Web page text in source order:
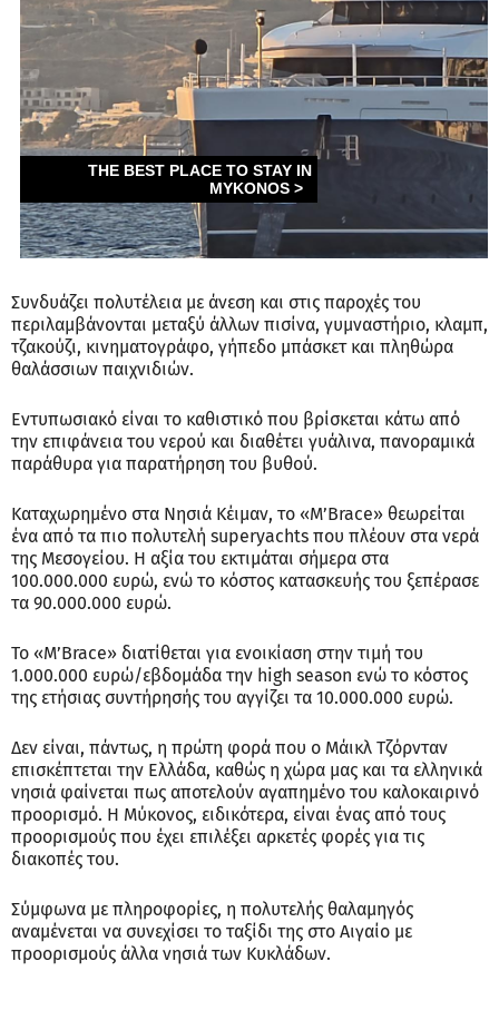
Συνδυάζει πολυτέλεια με άνεση και στις παροχές του
περιλαμβάνονται μεταξύ άλλων πισίνα, γυμναστήριο, κλαμπ,
τζακούζι, κινηματογράφο, γήπεδο μπάσκετ και πληθώρα
θαλάσσιων παιχνιδιών.
Εντυπωσιακό είναι το καθιστικό που βρίσκεται κάτω από
την επιφάνεια του νερού και διαθέτει γυάλινα, πανοραμικά
παράθυρα για παρατήρηση του βυθού.
Καταχωρημένο στα Νησιά Κέιμαν, το «M’Brace» θεωρείται
ένα από τα πιο πολυτελή superyachts που πλέουν στα νερά
της Μεσογείου. Η αξία του εκτιμάται σήμερα στα
100.000.000 ευρώ, ενώ το κόστος κατασκευής του ξεπέρασε
τα 90.000.000 ευρώ.
Το «M’Brace» διατίθεται για ενοικίαση στην τιμή του
1.000.000 ευρώ/εβδομάδα την high season ενώ το κόστος
της ετήσιας συντήρησής του αγγίζει τα 10.000.000 ευρώ.
Δεν είναι, πάντως, η πρώτη φορά που ο Μάικλ Τζόρνταν
επισκέπτεται την Ελλάδα, καθώς η χώρα μας και τα ελληνικά
νησιά φαίνεται πως αποτελούν αγαπημένο του καλοκαιρινό
προορισμό. Η Μύκονος, ειδικότερα, είναι ένας από τους
προορισμούς που έχει επιλέξει αρκετές φορές για τις
διακοπές του.
Σύμφωνα με πληροφορίες, η πολυτελής θαλαμηγός
αναμένεται να συνεχίσει το ταξίδι της στο Αιγαίο με
προορισμούς άλλα νησιά των Κυκλάδων.